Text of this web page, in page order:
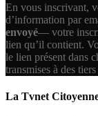
En vous inscrivant,
d’information par
envoyé— votre
lien qu’il contient.
le lien présent dans
transmises à des
La Tvnet